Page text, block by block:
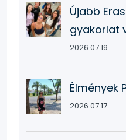
Újabb
gyakorlat
2026.07.19.
Élmények
2026.07.17.